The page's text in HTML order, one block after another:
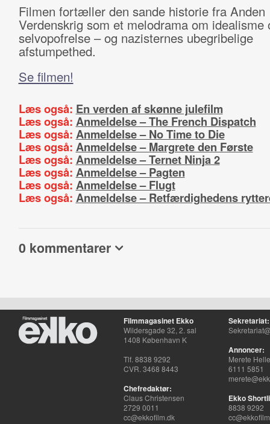
Filmen fortæller den sande historie fra Anden
Verdenskrig som et melodrama om idealisme
selvopofrelse – og nazisternes ubegribelige
afstumpethed.
Se filmen!
Læs også: En verden af skønne julefilm
Læs også: Anmeldelse – The French Dispatch
Læs også: Anmeldelse – No Time to Die
Læs også: Anmeldelse – Margrete den Første
Læs også: Anmeldelse – Ternet Ninja 2
Læs også: Anmeldelse – Pagten
Læs også: Anmeldelse – Flugt
Læs også: Anmeldelse – Retfærdighedens
0 kommentarer
Filmmagasinet Ekko
Wildersgade 32, 2. sal
1408 København K
Tlf. 8838 9292
CVR. 3468 8443
Chefredaktør:
Claus Christensen
2729 0011
cc@ekkofilm.dk
Sekretariat:
Annoncer:
Merete
6111 5851
Ekko
8838 9292